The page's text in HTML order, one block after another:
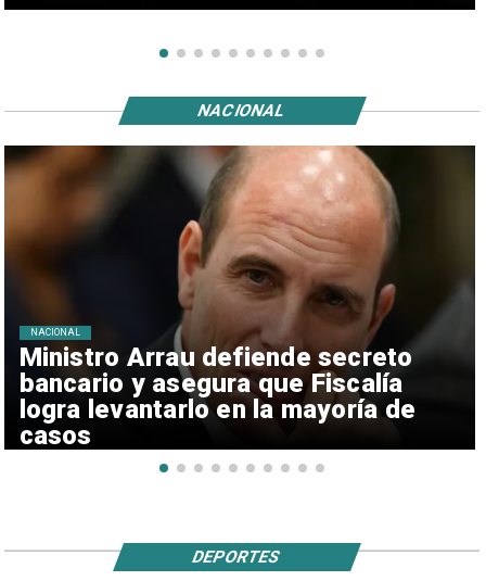
Ministro Arrau defiende secreto
bancario y asegura que Fiscalía
logra levantarlo en la mayoría de
casos
NACIONAL
NACIONAL
DEPORTES